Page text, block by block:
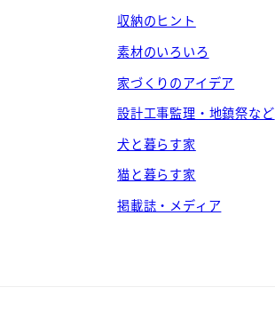
収納のヒント
素材のいろいろ
家づくりのアイデア
設計工事監理・地鎮祭など
犬と暮らす家
猫と暮らす家
掲載誌・メディア